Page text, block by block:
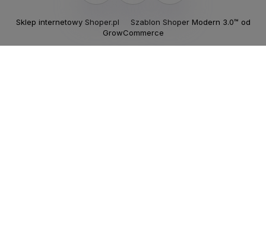
Sklep internetowy Shoper.pl Szablon Shoper Modern 3.0™ od
GrowCommerce